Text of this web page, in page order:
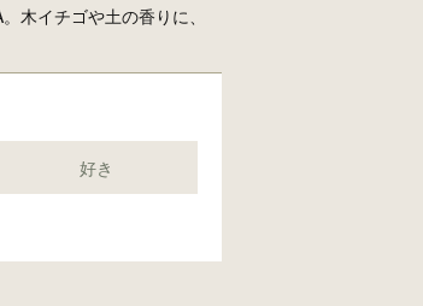
木イチゴや土の香りに、
好き